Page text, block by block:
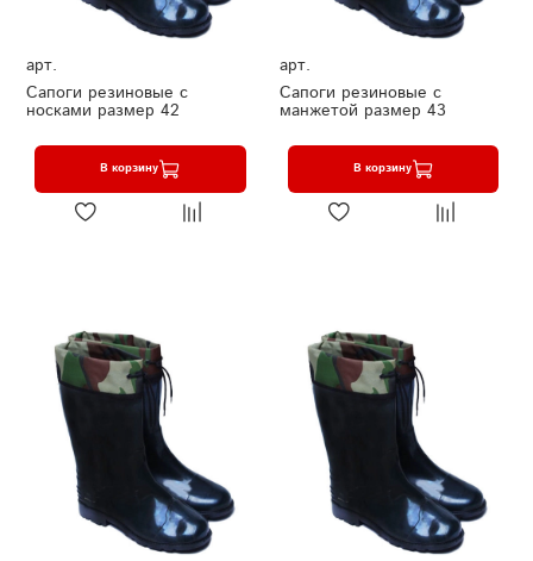
арт.
Сапоги резиновые с
носками размер 42
В корзину
арт.
Сапоги резиновые с
манжетой размер 43
В корзину